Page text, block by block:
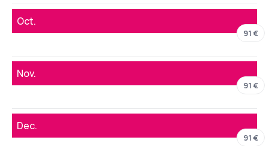
Oct.
91 €
Nov.
91 €
Dec.
91 €